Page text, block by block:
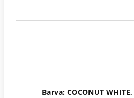
Barva: COCONUT